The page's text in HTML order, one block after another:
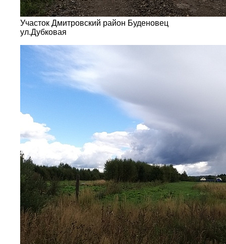
Участок Дмитровский район Буденовец
ул.Дубковая